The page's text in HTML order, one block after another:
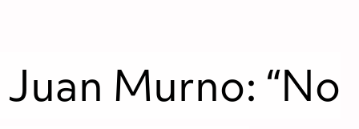
Juan Murno: “No